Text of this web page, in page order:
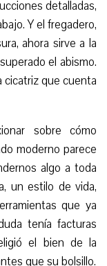
detalladas,
Y el fregadero,
ahora sirve a la
el abismo.
cicatriz que cuenta
sobre cómo
moderno parece
algo a toda
un estilo de vida,
que ya
tenía facturas
el bien de la
que su bolsillo.